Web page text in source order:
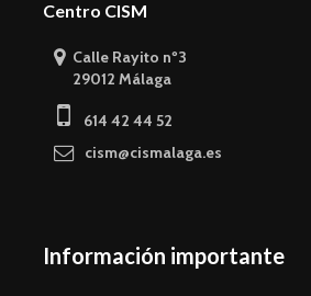
Centro CISM
Calle Rayito nº3
29012 Málaga
614 42 44 52
cism@cismalaga.es
Información importante